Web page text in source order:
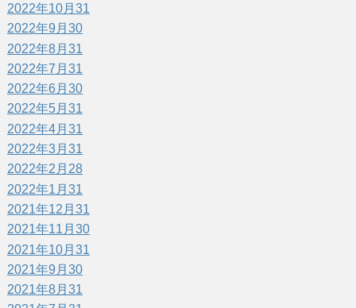
2022年10月 31
2022年9月 30
2022年8月 31
2022年7月 31
2022年6月 30
2022年5月 31
2022年4月 31
2022年3月 31
2022年2月 28
2022年1月 31
2021年12月 31
2021年11月 30
2021年10月 31
2021年9月 30
2021年8月 31